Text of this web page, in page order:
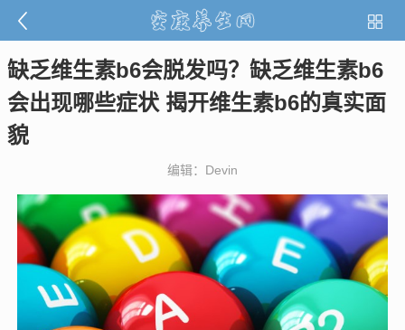
缺乏维生素b6会脱发吗？缺乏维生素b6
会出现哪些症状 揭开维生素b6的真实面
貌
编辑：Devin